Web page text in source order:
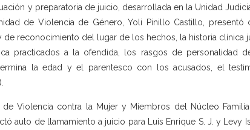
y preparatoria de juicio, desarrollada en la Unidad
de Violencia de Género, Yoli Pinillo Castillo,
de reconocimiento del lugar de los hechos, la historia
practicados a la ofendida, los rasgos de personalidad
la edad y el parentesco con los acusados, el
de Violencia contra la Mujer y Miembros del Núcleo
auto de llamamiento a juicio para Luis Enrique S. J. y Levy